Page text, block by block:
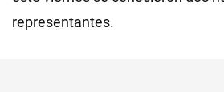
representantes.